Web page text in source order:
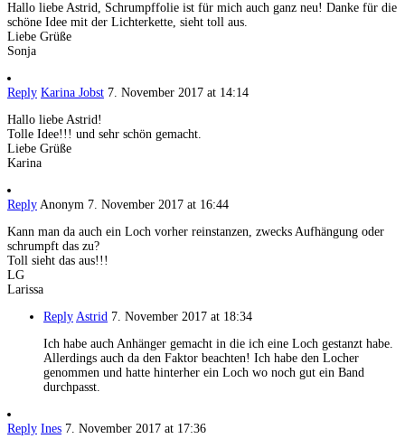
Hallo liebe Astrid, Schrumpffolie ist für mich auch ganz neu! Danke für die
schöne Idee mit der Lichterkette, sieht toll aus.
Liebe Grüße
Sonja
Reply Karina Jobst 7. November 2017 at 14:14
Hallo liebe Astrid!
Tolle Idee!!! und sehr schön gemacht.
Liebe Grüße
Karina
Reply Anonym 7. November 2017 at 16:44
Kann man da auch ein Loch vorher reinstanzen, zwecks Aufhängung oder
schrumpft das zu?
Toll sieht das aus!!!
LG
Larissa
Reply Astrid 7. November 2017 at 18:34
Ich habe auch Anhänger gemacht in die ich eine Loch gestanzt habe.
Allerdings auch da den Faktor beachten! Ich habe den Locher
genommen und hatte hinterher ein Loch wo noch gut ein Band
durchpasst.
Reply Ines 7. November 2017 at 17:36